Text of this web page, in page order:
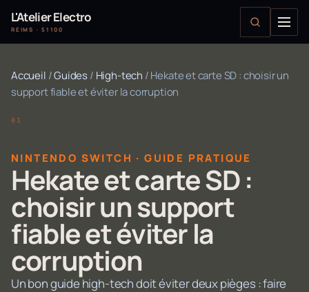
L'Atelier Electro
REIMS · 51100
Accueil /Guides/ High-tech /Hekate et carte SD : choisir un
support fiable et éviter la corruption
NINTENDO SWITCH · GUIDE PRATIQUE
Hekate et carte SD :
choisir un support
fiable et éviter la
corruption
Un bon guide high-tech doit éviter deux pièges : faire